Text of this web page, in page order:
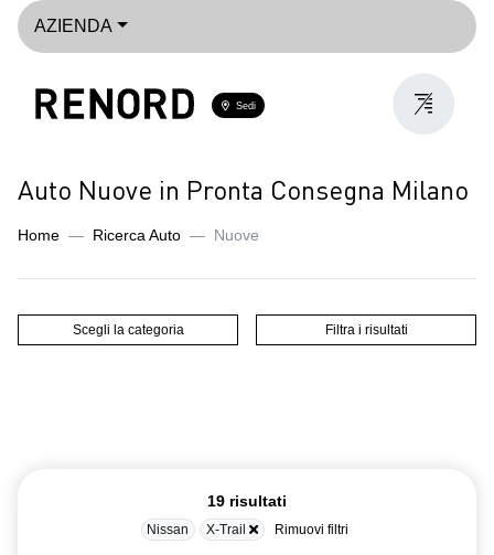
AZIENDA
Sedi
Auto Nuove in Pronta Consegna Milano
Home Ricerca Auto Nuove
Scegli la categoria Filtra i risultati
19 risultati
Nissan X-Trail Rimuovi filtri